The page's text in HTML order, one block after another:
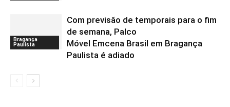
Bragança
Paulista
Com previsão de temporais para o fim
de semana, Palco
Móvel Emcena Brasil em Bragança
Paulista é adiado